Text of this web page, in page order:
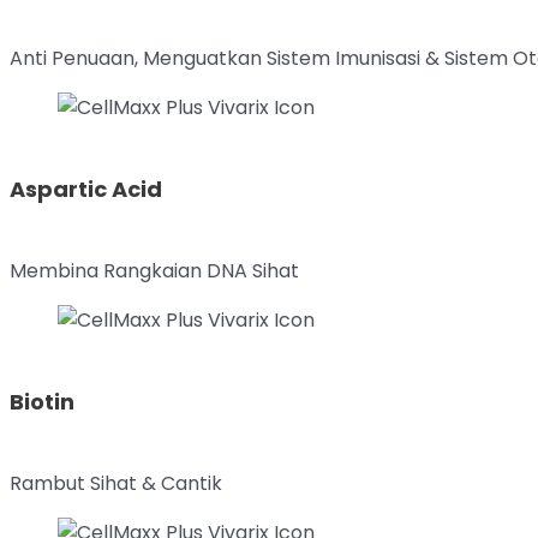
Anti Penuaan, Menguatkan Sistem Imunisasi & Sistem
Aspartic Acid
Membina Rangkaian DNA Sihat
Biotin
Rambut Sihat & Cantik